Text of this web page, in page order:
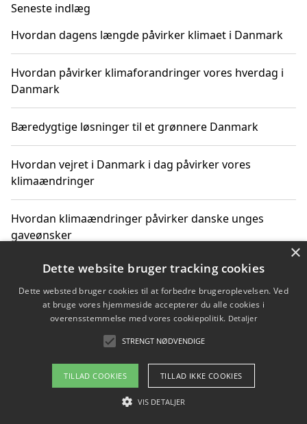
Seneste indlæg
Hvordan dagens længde påvirker klimaet i Danmark
Hvordan påvirker klimaforandringer vores hverdag i
Danmark
Bæredygtige løsninger til et grønnere Danmark
Hvordan vejret i Danmark i dag påvirker vores
klimaændringer
Hvordan klimaændringer påvirker danske unges
gaveønsker
Copyright 2026 - Pilanto Aps
Om / kontakt
Blog Betingelser
×
Dette website bruger tracking cookies
Dette websted bruger cookies til at forbedre brugeroplevelsen. Ved
at bruge vores hjemmeside accepterer du alle cookies i
overensstemmelse med vores cookiepolitik. Detaljer
STRENGT NØDVENDIGE
TILLAD COOKIES TILLAD IKKE COOKIES
VIS DETALJER